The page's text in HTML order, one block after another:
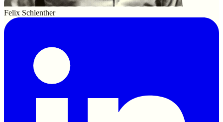
Felix Schlenther